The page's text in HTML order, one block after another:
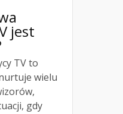
jest
TV to
wielu
gdy